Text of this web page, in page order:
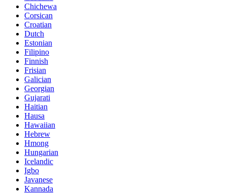
Chichewa
Corsican
Croatian
Dutch
Estonian
Filipino
Finnish
Frisian
Galician
Georgian
Gujarati
Haitian
Hausa
Hawaiian
Hebrew
Hmong
Hungarian
Icelandic
Igbo
Javanese
Kannada